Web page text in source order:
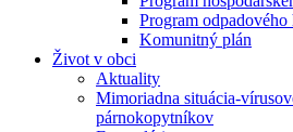
Program odpadového
Komunitný plán
Život v obci
Aktuality
Mimoriadna situácia-
párnokopytníkov